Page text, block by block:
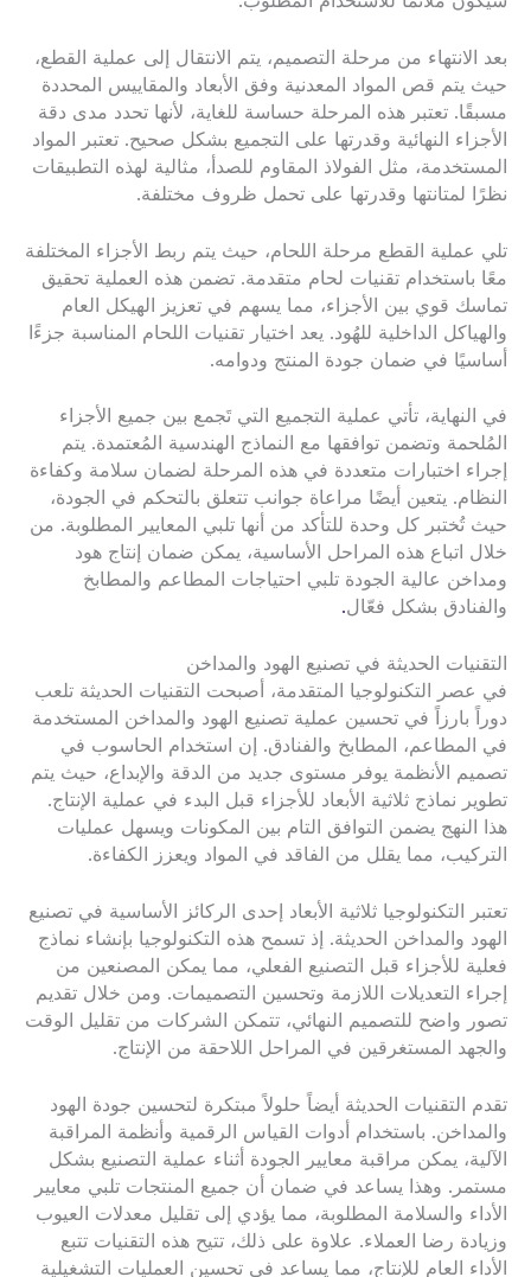
بعد الانتهاء من مرحلة التصميم، يتم الانتقال إلى عملية القطع،
حيث يتم قص المواد المعدنية وفق الأبعاد والمقاييس المحددة
مسبقًا. تعتبر هذه المرحلة حساسة للغاية، لأنها تحدد مدى دقة
الأجزاء النهائية وقدرتها على التجميع بشكل صحيح. تعتبر المواد
المستخدمة، مثل الفولاذ المقاوم للصدأ، مثالية لهذه التطبيقات
نظرًا لمتانتها وقدرتها على تحمل ظروف مختلفة.
تلي عملية القطع مرحلة اللحام، حيث يتم ربط الأجزاء المختلفة
معًا باستخدام تقنيات لحام متقدمة. تضمن هذه العملية تحقيق
تماسك قوي بين الأجزاء، مما يسهم في تعزيز الهيكل العام
والهياكل الداخلية للهُود. يعد اختيار تقنيات اللحام المناسبة جزءًا
أساسيًا في ضمان جودة المنتج ودوامه.
في النهاية، تأتي عملية التجميع التي تَجمع بين جميع الأجزاء
المُلحمة وتضمن توافقها مع النماذج الهندسية المُعتمدة. يتم
إجراء اختبارات متعددة في هذه المرحلة لضمان سلامة وكفاءة
النظام. يتعين أيضًا مراعاة جوانب تتعلق بالتحكم في الجودة،
حيث تُختبر كل وحدة للتأكد من أنها تلبي المعايير المطلوبة. من
خلال اتباع هذه المراحل الأساسية، يمكن ضمان إنتاج هود
ومداخن عالية الجودة تلبي احتياجات المطاعم والمطابخ
والفنادق بشكل فعّال.
التقنيات الحديثة في تصنيع الهود والمداخن
في عصر التكنولوجيا المتقدمة، أصبحت التقنيات الحديثة تلعب
دوراً بارزاً في تحسين عملية تصنيع الهود والمداخن المستخدمة
في المطاعم، المطابخ والفنادق. إن استخدام الحاسوب في
تصميم الأنظمة يوفر مستوى جديد من الدقة والإبداع، حيث يتم
تطوير نماذج ثلاثية الأبعاد للأجزاء قبل البدء في عملية الإنتاج.
هذا النهج يضمن التوافق التام بين المكونات ويسهل عمليات
التركيب، مما يقلل من الفاقد في المواد ويعزز الكفاءة.
تعتبر التكنولوجيا ثلاثية الأبعاد إحدى الركائز الأساسية في تصنيع
الهود والمداخن الحديثة. إذ تسمح هذه التكنولوجيا بإنشاء نماذج
فعلية للأجزاء قبل التصنيع الفعلي، مما يمكن المصنعين من
إجراء التعديلات اللازمة وتحسين التصميمات. ومن خلال تقديم
تصور واضح للتصميم النهائي، تتمكن الشركات من تقليل الوقت
والجهد المستغرقين في المراحل اللاحقة من الإنتاج.
تقدم التقنيات الحديثة أيضاً حلولاً مبتكرة لتحسين جودة الهود
والمداخن. باستخدام أدوات القياس الرقمية وأنظمة المراقبة
الآلية، يمكن مراقبة معايير الجودة أثناء عملية التصنيع بشكل
مستمر. وهذا يساعد في ضمان أن جميع المنتجات تلبي معايير
الأداء والسلامة المطلوبة، مما يؤدي إلى تقليل معدلات العيوب
وزيادة رضا العملاء. علاوة على ذلك، تتيح هذه التقنيات تتبع
الأداء العام للإنتاج، مما يساعد في تحسين العمليات التشغيلية